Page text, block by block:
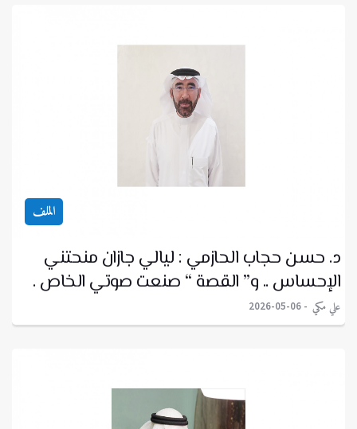
الملف
د. حسن حجاب الحازمي : ليالي جازان منحتني
الإحساس .. و” القصة “ صنعت صوتي الخاص .
علي مكي 2026-05-06